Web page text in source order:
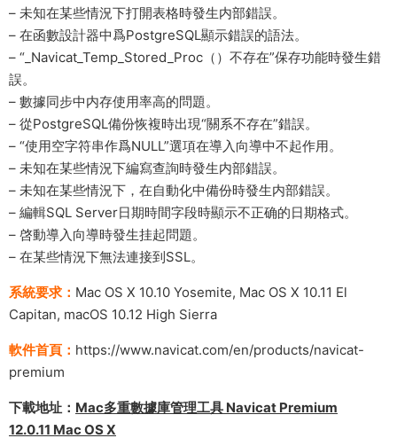
– 未知在某些情況下打開表格時發生内部錯誤。
– 在函數設計器中爲PostgreSQL顯示錯誤的語法。
– “_Navicat_Temp_Stored_Proc（）不存在”保存功能時發生錯
誤。
– 數據同步中内存使用率高的問題。
– 從PostgreSQL備份恢複時出現“關系不存在”錯誤。
– “使用空字符串作爲NULL”選項在導入向導中不起作用。
– 未知在某些情況下編寫查詢時發生内部錯誤。
– 未知在某些情況下，在自動化中備份時發生内部錯誤。
– 編輯SQL Server日期時間字段時顯示不正确的日期格式。
– 啓動導入向導時發生挂起問題。
– 在某些情況下無法連接到SSL。
系統要求： Mac OS X 10.10 Yosemite, Mac OS X 10.11 El
Capitan, macOS 10.12 High Sierra
軟件首頁： https://www.navicat.com/en/products/navicat-
premium
下載地址： Mac多重數據庫管理工具 Navicat Premium
12.0.11 Mac OS X